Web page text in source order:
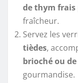
de thym frais
fraîcheur.
Servez les
tièdes,
brioché ou
gourmandise.